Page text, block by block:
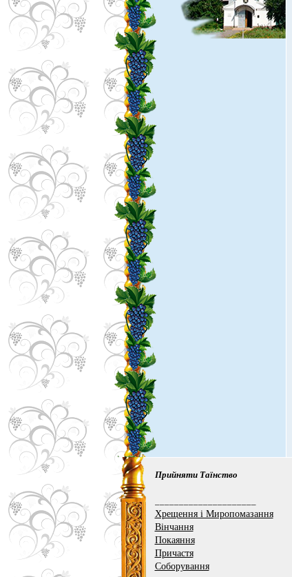
Прийняти Таїнство
Хрещення і Миропомазання
Вінчання
Покаяння
Причастя
Соборування